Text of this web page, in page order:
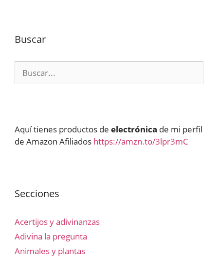
Buscar
Aquí tienes productos de electrónica de mi perfil
de Amazon Afiliados https://amzn.to/3lpr3mC
Secciones
Acertijos y adivinanzas
Adivina la pregunta
Animales y plantas